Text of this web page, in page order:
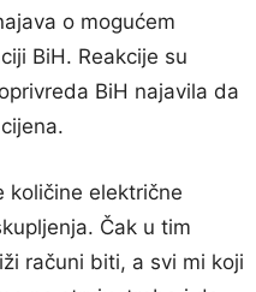
o mogućem
BiH. Reakcije su
BiH najavila da
količine električne
Čak u tim
računi biti, a svi mi koji